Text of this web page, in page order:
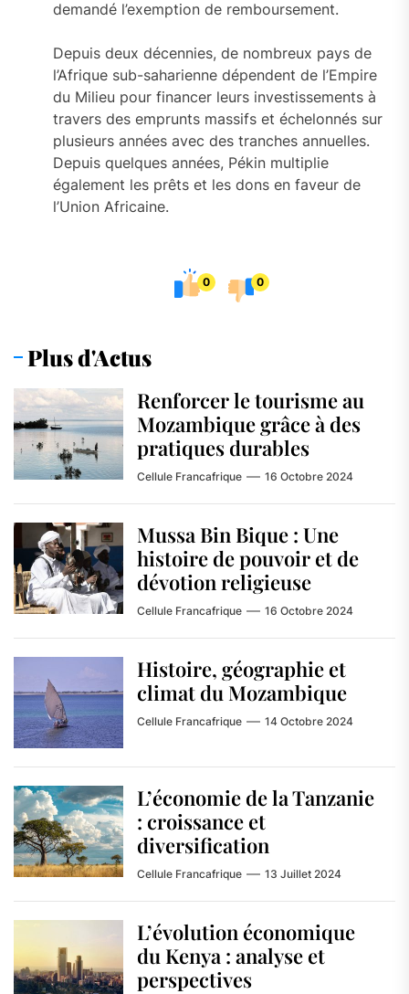
demandé l’exemption de remboursement.
Depuis deux décennies, de nombreux pays de
l’Afrique sub-saharienne dépendent de l’Empire
du Milieu pour financer leurs investissements à
travers des emprunts massifs et échelonnés sur
plusieurs années avec des tranches annuelles.
Depuis quelques années, Pékin multiplie
également les prêts et les dons en faveur de
l’Union Africaine.
0 0
Plus d'Actus
Renforcer le tourisme au
Mozambique grâce à des
pratiques durables
Cellule Francafrique 16 Octobre 2024
Mussa Bin Bique : Une
histoire de pouvoir et de
dévotion religieuse
Cellule Francafrique 16 Octobre 2024
Histoire, géographie et
climat du Mozambique
Cellule Francafrique 14 Octobre 2024
L’économie de la Tanzanie
: croissance et
diversification
Cellule Francafrique 13 Juillet 2024
L’évolution économique
du Kenya : analyse et
perspectives